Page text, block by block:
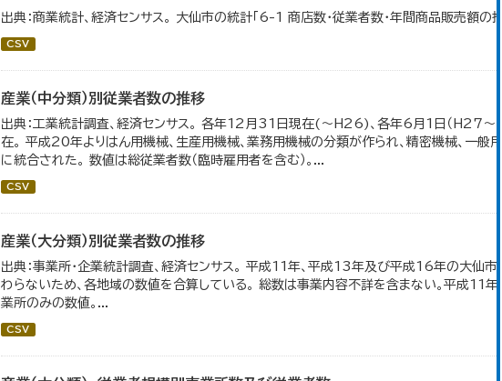
出典：商業統計、経済センサス。 大仙市の統計「6-1 商店数・従業者数・年間商品販売額の推
CSV
産業（中分類）別従業者数の推移
出典：工業統計調査、経済センサス。 各年12月31日現在(～H26)、各年6月1日（H27～
在。 平成20年よりはん用機械、生産用機械、業務用機械の分類が作られ、精密機械、一般
に統合された。 数値は総従業者数（臨時雇用者を含む）。...
CSV
産業（大分類）別従業者数の推移
出典：事業所・企業統計調査、経済センサス。 平成11年、平成13年及び平成16年の大仙市
わらないため、各地域の数値を合算している。 総数は事業内容不詳を含まない。平成11
業所のみの数値。...
CSV